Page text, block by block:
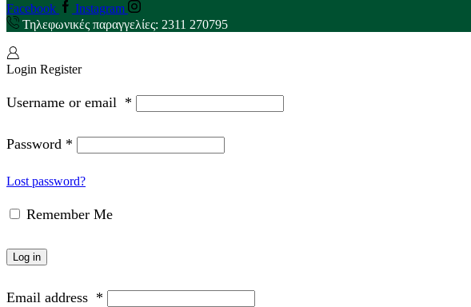
Facebook
Instagram
Τηλεφωνικές παραγγελίες: 2311 270795
Login Register
Username or email *
Password *
Lost password?
Remember Me
Log in
Email address *